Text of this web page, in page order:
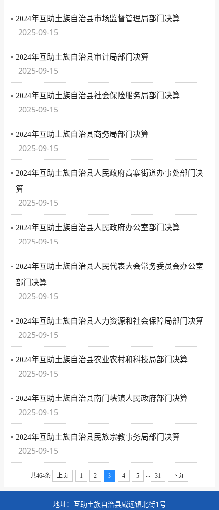
2024年互助土族自治县市场监督管理局部门决算
2025-09-15
2024年互助土族自治县审计局部门决算
2025-09-15
2024年互助土族自治县社会保险服务局部门决算
2025-09-15
2024年互助土族自治县商务局部门决算
2025-09-15
2024年互助土族自治县人民政府高寨街道办事处部门决
算
2025-09-15
2024年互助土族自治县人民政府办公室部门决算
2025-09-15
2024年互助土族自治县人民代表大会常务委员会办公室
部门决算
2025-09-15
2024年互助土族自治县人力资源和社会保障局部门决算
2025-09-15
2024年互助土族自治县农业农村和科技局部门决算
2025-09-15
2024年互助土族自治县南门峡镇人民政府部门决算
2025-09-15
2024年互助土族自治县民族宗教事务局部门决算
2025-09-15
共464条 上页 1 2 3 4 5 ... 31 下页
地址：互助土族自治县威远镇北街1号